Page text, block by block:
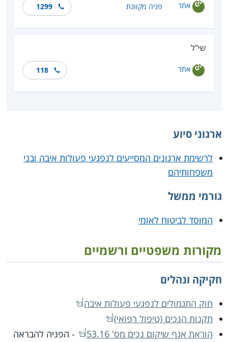
אתר פניה מקוונת 1299
שי"ל
אתר 118
ארגוני סיוע
לרשימת ארגונים המסייעים לנפגעי פעולות איבה ובני
משפחותיהם
גורמי ממשל
המוסד לביטוח לאומי
מקורות משפטיים ורשמיים
חקיקה ונהלים
חוק התגמולים לנפגעי פעולות איבה
תקנות הנכים (טיפול רפואי)
הוראת אגף שיקום נכים מס' 53.16
- הפניה להבראה